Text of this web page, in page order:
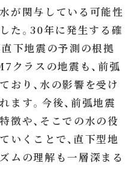
が関与している可能性
た。30年に発生する確
下地震の予測の根拠
クラスの地震も、前弧
おり、水の影響を受け
ます。今後、前弧地震
徴や、そこでの水の役
いくことで、直下型地
ムの理解も一層深まる